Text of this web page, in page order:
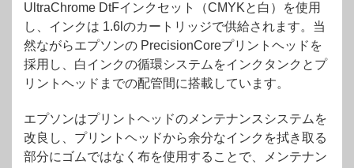
UltraChrome DtFインクセット（CMYKと白）を使用
し、インクは 1.6lのカートリッジで供給されます。当
然ながらエプソンの PrecisionCoreプリントヘッドを
採用し、白インクの循環システムをインクタンクとプ
リントヘッドまでの配管間に搭載しています。
エプソンはプリントヘッドのメンテナンスシステムを
改良し、プリントヘッドから余分なインクを拭き取る
部分にゴムではなく布を使用することで、メンテナン